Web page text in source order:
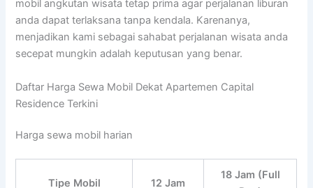
mobil angkutan wisata tetap prima agar perjalanan liburan
anda dapat terlaksana tanpa kendala. Karenanya,
menjadikan kami sebagai sahabat perjalanan wisata anda
secepat mungkin adalah keputusan yang benar.
Daftar Harga Sewa Mobil Dekat Apartemen Capital
Residence Terkini
Harga sewa mobil harian
Tipe Mobil 12 Jam
18 Jam (Full